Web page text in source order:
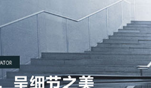
行业动态
常见问题